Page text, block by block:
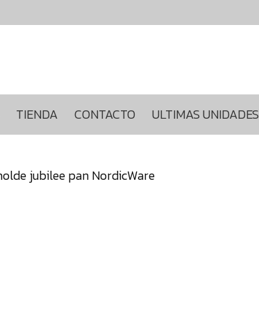
TIENDA CONTACTO ULTIMAS UNIDADES
jubilee pan NordicWare